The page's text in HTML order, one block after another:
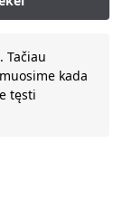
Tačiau
kada
tęsti